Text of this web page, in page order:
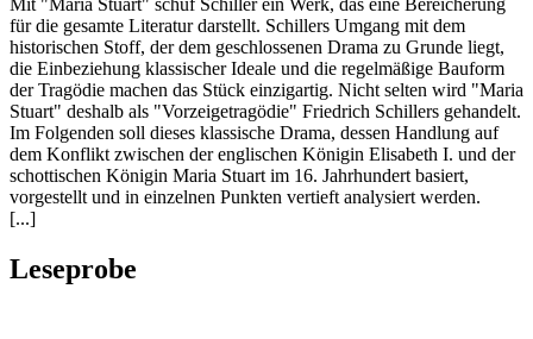
für die gesamte Literatur darstellt. Schillers Umgang mit dem
historischen Stoff, der dem geschlossenen Drama zu Grunde liegt,
die Einbeziehung klassischer Ideale und die regelmäßige Bauform
der Tragödie machen das Stück einzigartig. Nicht selten wird "Maria
Stuart" deshalb als "Vorzeigetragödie" Friedrich Schillers gehandelt.
Im Folgenden soll dieses klassische Drama, dessen Handlung auf
dem Konflikt zwischen der englischen Königin Elisabeth I. und der
schottischen Königin Maria Stuart im 16. Jahrhundert basiert,
vorgestellt und in einzelnen Punkten vertieft analysiert werden.
[...]
Leseprobe